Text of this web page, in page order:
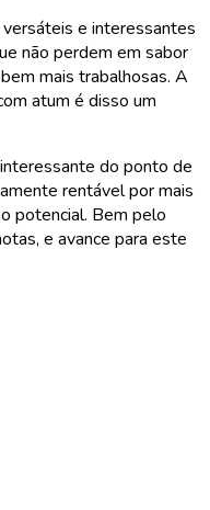
e interessantes
não perdem em sabor
mais trabalhosas. A
atum é disso um
do ponto de
rentável por mais
potencial. Bem pelo
e avance para este